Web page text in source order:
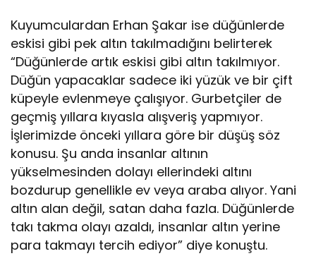
Kuyumculardan Erhan Şakar ise düğünlerde
eskisi gibi pek altın takılmadığını belirterek
“Düğünlerde artık eskisi gibi altın takılmıyor.
Düğün yapacaklar sadece iki yüzük ve bir çift
küpeyle evlenmeye çalışıyor. Gurbetçiler de
geçmiş yıllara kıyasla alışveriş yapmıyor.
İşlerimizde önceki yıllara göre bir düşüş söz
konusu. Şu anda insanlar altının
yükselmesinden dolayı ellerindeki altını
bozdurup genellikle ev veya araba alıyor. Yani
altın alan değil, satan daha fazla. Düğünlerde
takı takma olayı azaldı, insanlar altın yerine
para takmayı tercih ediyor” diye konuştu.